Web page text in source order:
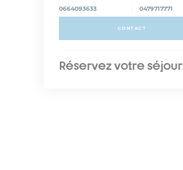
0664093633 0479717771
CONTACT
Réservez votre séjour